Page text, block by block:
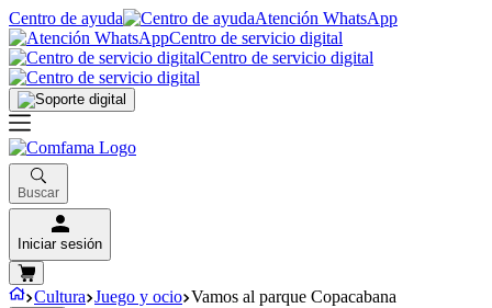
Centro de ayuda
Atención WhatsApp
Centro de servicio digital
Centro de servicio digital
Buscar
Iniciar sesión
Cultura Juego y ocio Vamos al parque Copacabana